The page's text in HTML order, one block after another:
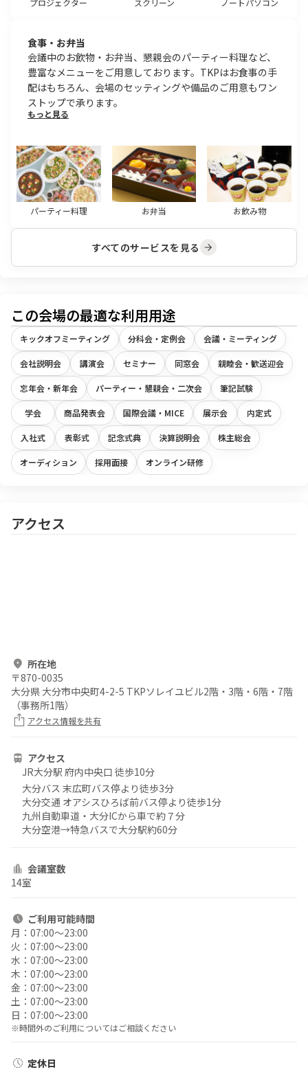
プロジェクター スクリーン ノートパソコン
食事・お弁当
会議中のお飲物・お弁当、懇親会のパーティー料理など、
豊富なメニューをご用意しております。TKPはお食事の手
配はもちろん、会場のセッティングや備品のご用意もワン
ストップで承ります。
もっと見る
パーティー料理 お弁当 お飲み物
すべてのサービスを見る
この会場の最適な利用用途
キックオフミーティング 分科会・定例会 会議・ミーティング
会社説明会 講演会 セミナー 同窓会 親睦会・歓送迎会
忘年会・新年会 パーティー・懇親会・二次会 筆記試験
学会 商品発表会 国際会議・MICE 展示会 内定式
入社式 表彰式 記念式典 決算説明会 株主総会
オーディション 採用面接 オンライン研修
アクセス
所在地
〒870-0035
大分県 大分市中央町4-2-5 TKPソレイユビル2階・3階・6階・7階
（事務所1階）
アクセス情報を共有
アクセス
JR大分駅 府内中央口 徒歩10分
大分バス 末広町バス停より徒歩3分
大分交通 オアシスひろば前バス停より徒歩1分
九州自動車道・大分ICから車で約７分
大分空港→特急バスで大分駅約60分
会議室数
14室
ご利用可能時間
月： 07:00〜23:00
火： 07:00〜23:00
水： 07:00〜23:00
木： 07:00〜23:00
金： 07:00〜23:00
土： 07:00〜23:00
日： 07:00〜23:00
※時間外のご利用についてはご相談ください
定休日